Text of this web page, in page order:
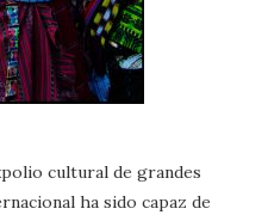
cultural de grandes
ha sido capaz de